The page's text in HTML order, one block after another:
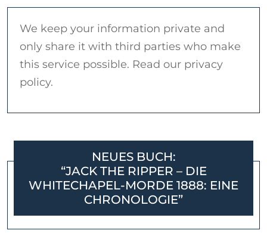
We keep your information private and
only share it with third parties who make
this service possible. Read our privacy
policy.
NEUES BUCH:
“JACK THE RIPPER – DIE
WHITECHAPEL-MORDE 1888: EINE
CHRONOLOGIE”